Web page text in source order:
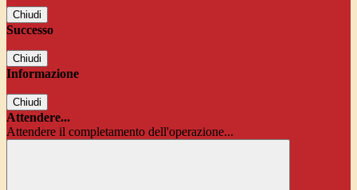
Chiudi
Successo
Chiudi
Informazione
Chiudi
Attendere...
Attendere il completamento dell'operazione...